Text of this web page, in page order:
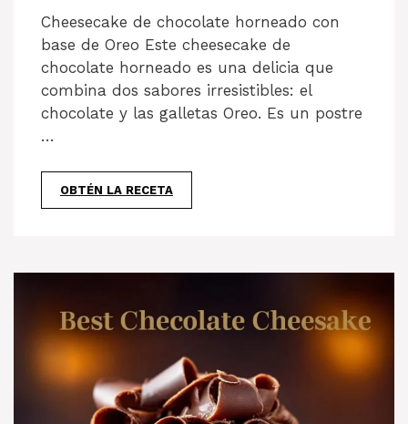
Cheesecake de chocolate horneado con
base de Oreo Este cheesecake de
chocolate horneado es una delicia que
combina dos sabores irresistibles: el
chocolate y las galletas Oreo. Es un postre
…
OBTÉN LA RECETA